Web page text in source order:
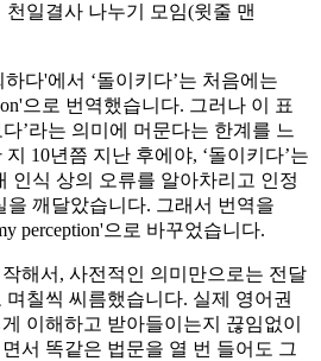
천일결사 나누기 모임(윗줄 맨
다'에서 ‘돌이키다’는 처음에는
으로 번역했습니다. 그러나 이 표
’라는 의미에 머문다는 한계를 느
10년쯤 지난 후에야, ‘돌이키다’는
인식 상의 오류를 알아차리고 인정
을 깨달았습니다. 그래서 번역을
perception'으로 바꾸었습니다.
해서, 사전적인 의미만으로는 전달
칠씩 씨름했습니다. 실제 영어권
이해하고 받아들이는지 끊임없이
서 똑같은 법문을 열 번 들어도 그